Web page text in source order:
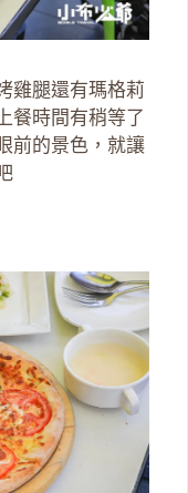
雞腿還有瑪格莉
餐時間有稍等了
前的景色，就讓